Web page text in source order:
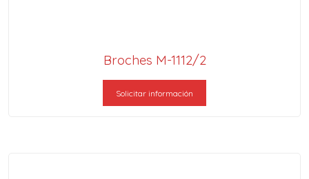
Broches M-1112/2
Solicitar información